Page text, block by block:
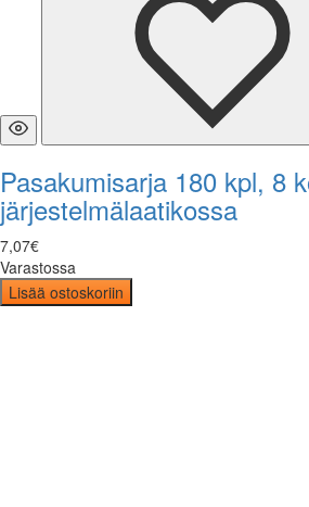
Pasakumisarja 180 kpl, 8
järjestelmälaatikossa
7,07€
Varastossa
Lisää ostoskoriin